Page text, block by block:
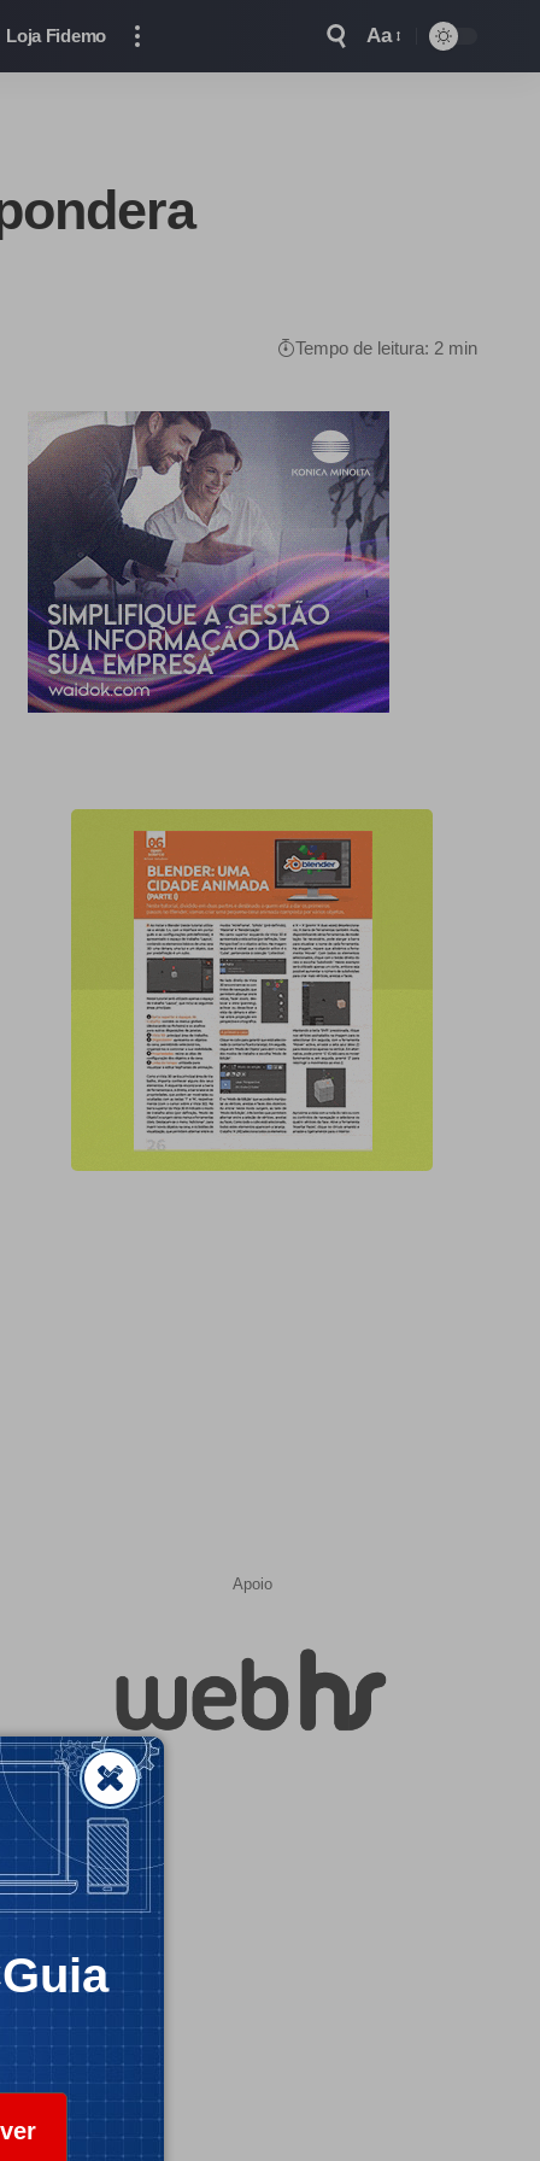
Loja Fidemo Aa
Tempo de leitura: 2 min
Apoio